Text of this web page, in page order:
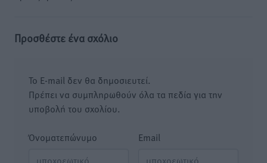
Προσθέστε ένα σχόλιο
Το E-mail δεν θα δημοσιευτεί.
Πρέπει να συμπληρωθούν όλα τα πεδία για την
υποβολή του σχολίου.
Όνοματεπώνυμο Email